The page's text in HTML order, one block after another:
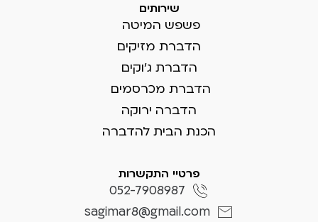
שירותים
פשפש המיטה
הדברת מזיקים
הדברת ג'וקים
הדברת מכרסמים
הדברה ירוקה
הכנת הבית להדברה
פרטיי התקשרות
052-7908987
sagimar8@gmail.com